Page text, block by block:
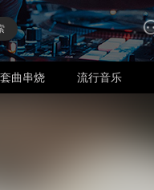
套曲串烧 流行音乐